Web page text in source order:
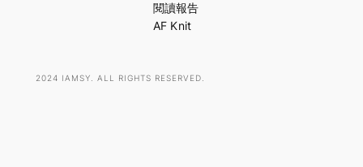
閱讀報告
AF Knit
2024 IAMSY. ALL RIGHTS RESERVED.